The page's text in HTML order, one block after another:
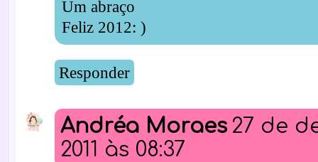
Um abraço
Feliz 2012: )
Responder
Andréa Moraes 27 de
2011 às 08:37